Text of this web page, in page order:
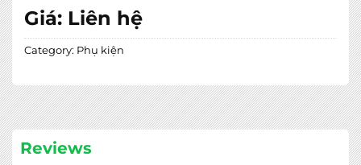
Giá: Liên hệ
Category: Phụ kiện
Reviews